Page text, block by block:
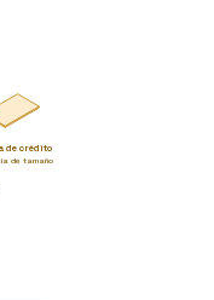
de crédito
de tamaño